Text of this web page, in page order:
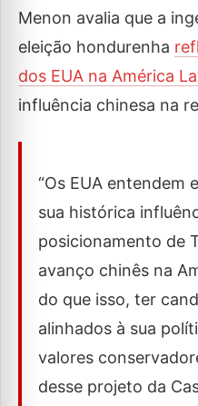
Menon avalia que a
eleição hondurenha
dos EUA na América
influência chinesa na
“Os EUA entendem
sua histórica
posicionamento de
avanço chinês na
do que isso, ter
alinhados à sua
valores
desse projeto da